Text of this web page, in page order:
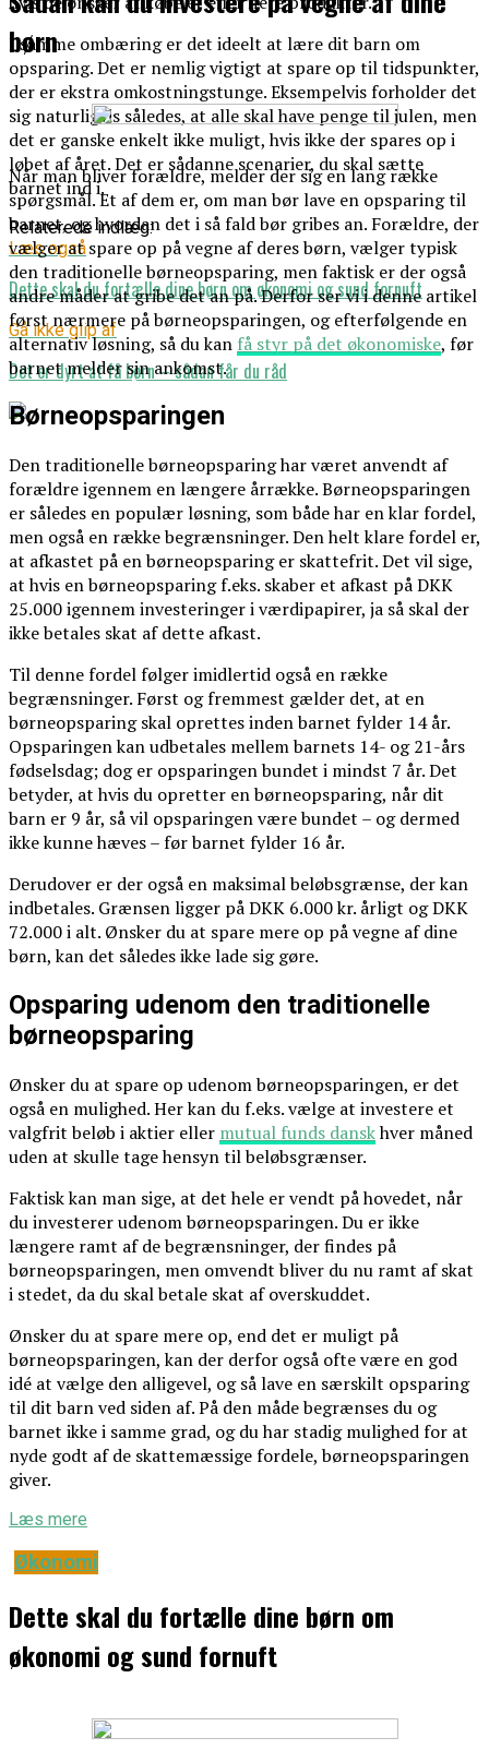
I samme ombæring er det ideelt at lære dit barn om
opsparing. Det er nemlig vigtigt at spare op til tidspunkter,
der er ekstra omkostningstunge. Eksempelvis forholder det
sig naturligvis således, at alle skal have penge til julen, men
det er ganske enkelt ikke muligt, hvis ikke der spares op i
løbet af året. Det er sådanne scenarier, du skal sætte
barnet ind i.
Relaterede indlæg:
Læs også
Dette skal du fortælle dine børn om økonomi og sund fornuft
Gå ikke glip af
Det er dyrt at få børn – sådan får du råd
børn
Når man bliver forældre, melder der sig en lang række
spørgsmål. Et af dem er, om man bør lave en opsparing til
barnet, og hvordan det i så fald bør gribes an. Forældre, der
vælger at spare op på vegne af deres børn, vælger typisk
den traditionelle børneopsparing, men faktisk er der også
andre måder at gribe det an på. Derfor ser vi i denne artikel
først nærmere på børneopsparingen, og efterfølgende en
alternativ løsning, så du kan få styr på det økonomiske, før
barnet melder sin ankomst.
Børneopsparingen
Den traditionelle børneopsparing har været anvendt af
forældre igennem en længere årrække. Børneopsparingen
er således en populær løsning, som både har en klar fordel,
men også en række begrænsninger. Den helt klare fordel er,
at afkastet på en børneopsparing er skattefrit. Det vil sige,
at hvis en børneopsparing f.eks. skaber et afkast på DKK
25.000 igennem investeringer i værdipapirer, ja så skal der
ikke betales skat af dette afkast.
Til denne fordel følger imidlertid også en række
begrænsninger. Først og fremmest gælder det, at en
børneopsparing skal oprettes inden barnet fylder 14 år.
Opsparingen kan udbetales mellem barnets 14- og 21-års
fødselsdag; dog er opsparingen bundet i mindst 7 år. Det
betyder, at hvis du opretter en børneopsparing, når dit
barn er 9 år, så vil opsparingen være bundet – og dermed
ikke kunne hæves – før barnet fylder 16 år.
Derudover er der også en maksimal beløbsgrænse, der kan
indbetales. Grænsen ligger på DKK 6.000 kr. årligt og DKK
72.000 i alt. Ønsker du at spare mere op på vegne af dine
børn, kan det således ikke lade sig gøre.
Opsparing udenom den traditionelle
børneopsparing
Ønsker du at spare op udenom børneopsparingen, er det
også en mulighed. Her kan du f.eks. vælge at investere et
valgfrit beløb i aktier eller mutual funds danskhver måned
uden at skulle tage hensyn til beløbsgrænser.
Faktisk kan man sige, at det hele er vendt på hovedet, når
du investerer udenom børneopsparingen. Du er ikke
længere ramt af de begrænsninger, der findes på
børneopsparingen, men omvendt bliver du nu ramt af skat
i stedet, da du skal betale skat af overskuddet.
Ønsker du at spare mere op, end det er muligt på
børneopsparingen, kan der derfor også ofte være en god
idé at vælge den alligevel, og så lave en særskilt opsparing
til dit barn ved siden af. På den måde begrænses du og
barnet ikke i samme grad, og du har stadig mulighed for at
nyde godt af de skattemæssige fordele, børneopsparingen
giver.
Læs mere
Økonomi
Dette skal du fortælle dine børn om
økonomi og sund fornuft